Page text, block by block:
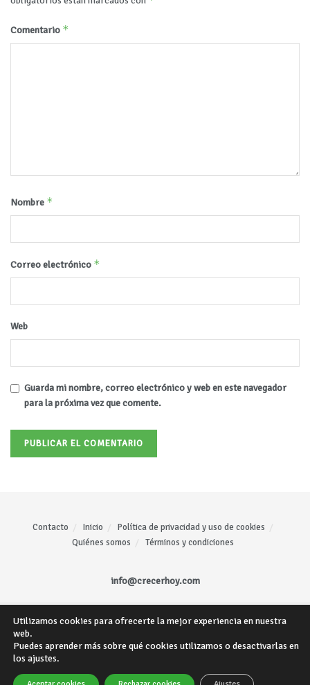
Comentario *
Nombre *
Correo electrónico *
Web
Guarda mi nombre, correo electrónico y web en este navegador
para la próxima vez que comente.
Contacto Inicio
Política de privacidad y uso de cookies
Quiénes somos
Términos y condiciones
info@crecerhoy.com
Todos los derechos reservados © - Sitio web creado por
Gómez.
Utilizamos cookies para ofrecerte la mejor experiencia en nuestra
web.
Puedes aprender más sobre qué cookies utilizamos o desactivarlas en
los ajustes.